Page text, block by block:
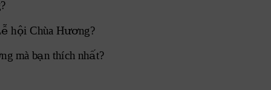
h i Chùa H ng?
ễ ộ ươ
ng mà b n thích nh t?
ạ ấ